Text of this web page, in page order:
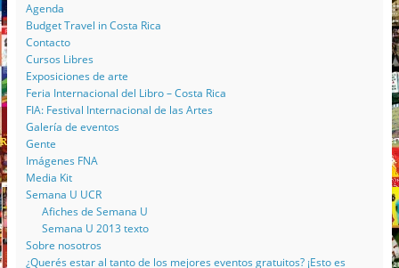
Agenda
Budget Travel in Costa Rica
Contacto
Cursos Libres
Exposiciones de arte
Feria Internacional del Libro – Costa Rica
FIA: Festival Internacional de las Artes
Galería de eventos
Gente
Imágenes FNA
Media Kit
Semana U UCR
Afiches de Semana U
Semana U 2013 texto
Sobre nosotros
¿Querés estar al tanto de los mejores eventos gratuitos? ¡Esto es